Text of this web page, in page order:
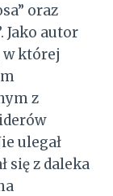
oraz
Jako autor
w której
z
ulegał
się z daleka